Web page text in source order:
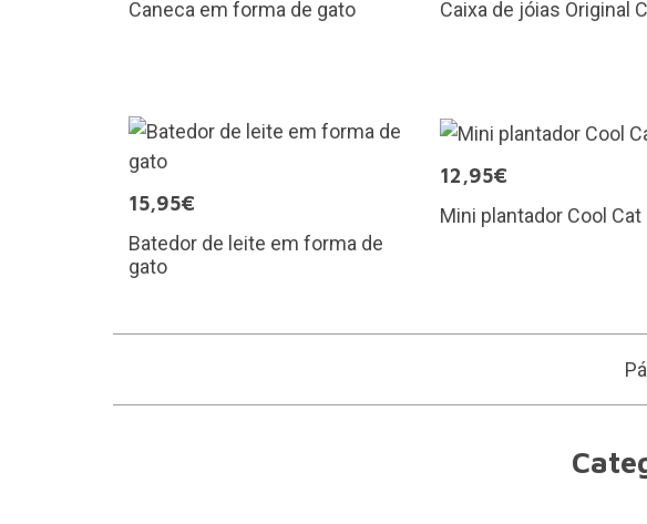
Caneca em forma de gato
Caixa de jóias Original
15,95€
Batedor de leite em forma de
gato
12,95€
Mini plantador Cool Cat